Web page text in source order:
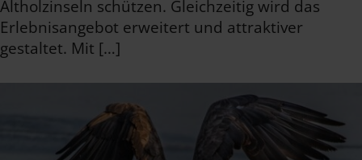
Altholzinseln schützen. Gleichzeitig wird das
Erlebnisangebot erweitert und attraktiver
gestaltet. Mit […]